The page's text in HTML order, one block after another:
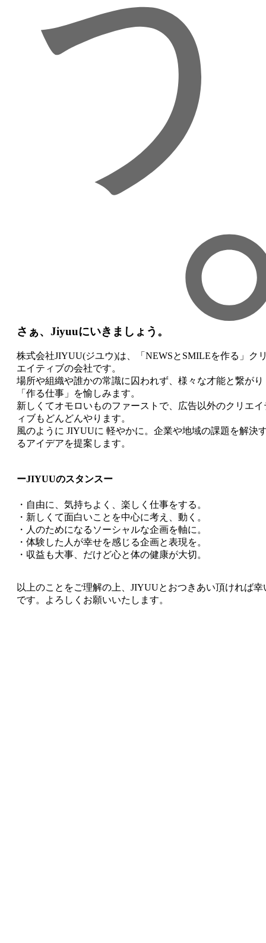
さぁ、Jiyuuにいきましょう。
株式会社JIYUU(ジユウ)は、「NEWSとSMILEを作る」ク
エイティブの会社です。
場所や組織や誰かの常識に囚われず、様々な才能と繋がり
「作る仕事」を愉しみます。
新しくてオモロいものファーストで、広告以外のクリエイ
ィブもどんどんやります。
風のように JIYUUに 軽やかに。企業や地域の課題を解決
るアイデアを提案します。
ーJIYUUのスタンスー
・自由に、気持ちよく、楽しく仕事をする。
・新しくて面白いことを中心に考え、動く。
・人のためになるソーシャルな企画を軸に。
・体験 した人が幸せを感じる企画と表現を。
・収益も大事、だけど心と体の健康が大切。
以上のことをご理解の上、JIYUUとおつきあい頂ければ幸
です。
よろしく お願いいたします。